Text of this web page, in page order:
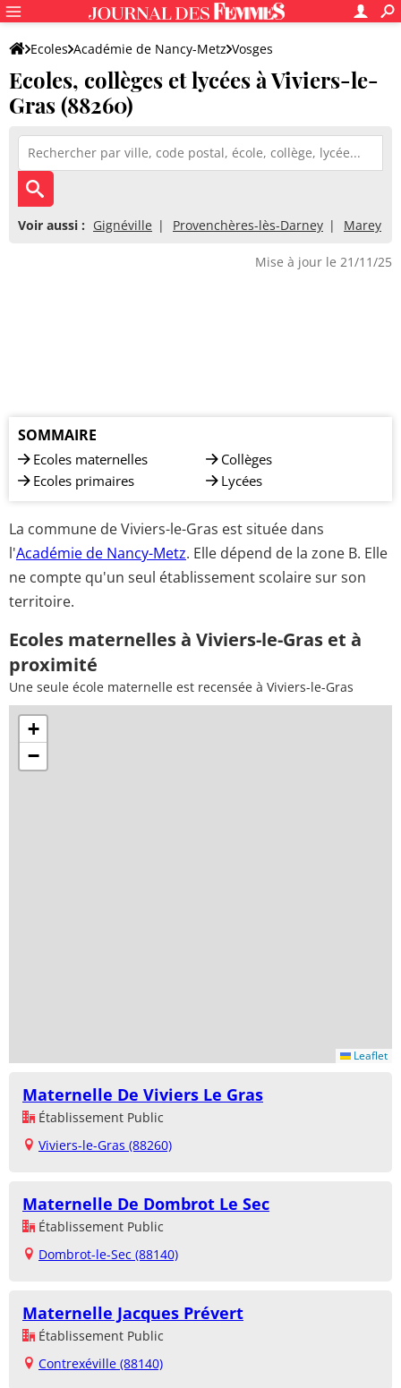
Ecoles Académie de Nancy-Metz Vosges
Ecoles, collèges et lycées à Viviers-le-
Gras (88260)
Voir aussi : Gignéville Provenchères-lès-Darney Marey
Mise à jour le 21/11/25
SOMMAIRE
Ecoles maternelles
Ecoles primaires
Collèges
Lycées
La commune de Viviers-le-Gras est située dans
l'Académie de Nancy-Metz. Elle dépend de la zone B. Elle
ne compte qu'un seul établissement scolaire sur son
territoire.
Ecoles maternelles à Viviers-le-Gras et à
proximité
Une seule école maternelle est recensée à Viviers-le-Gras
+
−
Leaflet
Maternelle De Viviers Le Gras
Établissement Public
Viviers-le-Gras (88260)
Maternelle De Dombrot Le Sec
Établissement Public
Dombrot-le-Sec (88140)
Maternelle Jacques Prévert
Établissement Public
Contrexéville (88140)